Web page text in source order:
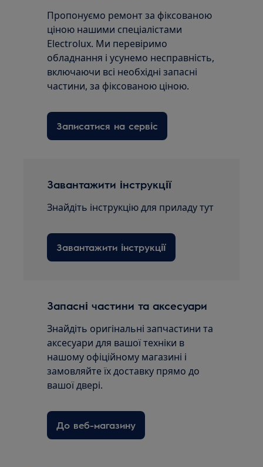
Пропонуємо ремонт за фіксованою
ціною нашими спеціалістами
Electrolux. Ми перевіримо
обладнання і усунемо несправність,
включаючи всі необхідні запасні
частини, за фіксованою ціною.
Записатися на сервіс
Завантажити інструкції
Знайдіть інструкцію для приладу тут
Завантажити інструкції
Запасні частини та аксесуари
Знайдіть оригінальні запчастини та
аксесуари для вашої техніки в
нашому офіційному магазині і
замовляйте їх доставку прямо до
вашої двері.
До веб-магазину